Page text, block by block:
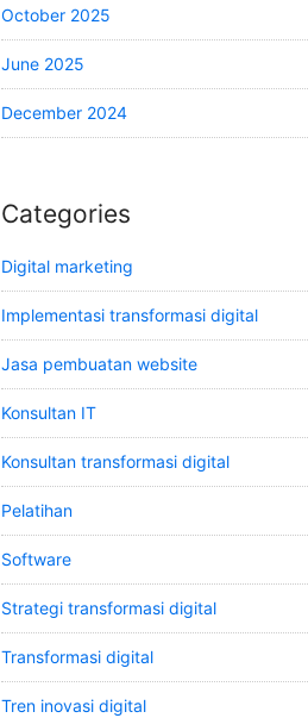
October 2025
June 2025
December 2024
Categories
Digital marketing
Implementasi transformasi digital
Jasa pembuatan website
Konsultan IT
Konsultan transformasi digital
Pelatihan
Software
Strategi transformasi digital
Transformasi digital
Tren inovasi digital